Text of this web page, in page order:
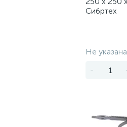
Сибртех
Не
-